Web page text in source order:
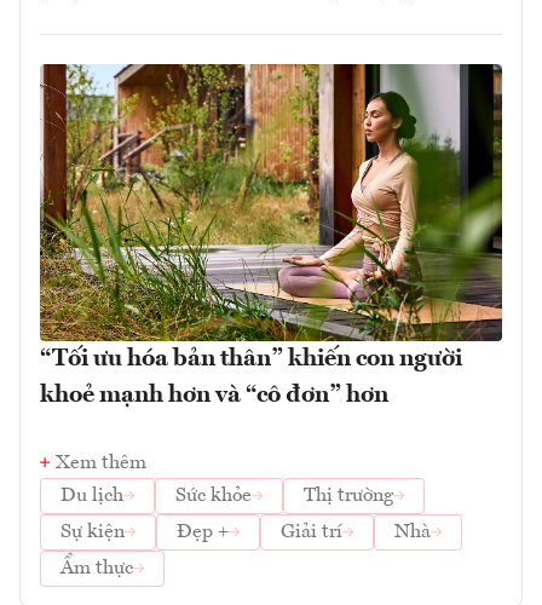
“Tối ưu hóa bản thân” khiến con người
khoẻ mạnh hơn và “cô đơn” hơn
Xem thêm
Du lịch
Sức khỏe
Thị trường
Sự kiện
Đẹp + Giải trí
Nhà
Ẩm thực